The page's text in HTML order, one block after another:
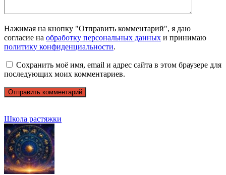
Нажимая на кнопку "Отправить комментарий", я даю
согласие на обработку персональных данных и принимаю
политику конфиденциальности.
Сохранить моё имя, email и адрес сайта в этом браузере для
последующих моих комментариев.
Школа растяжки